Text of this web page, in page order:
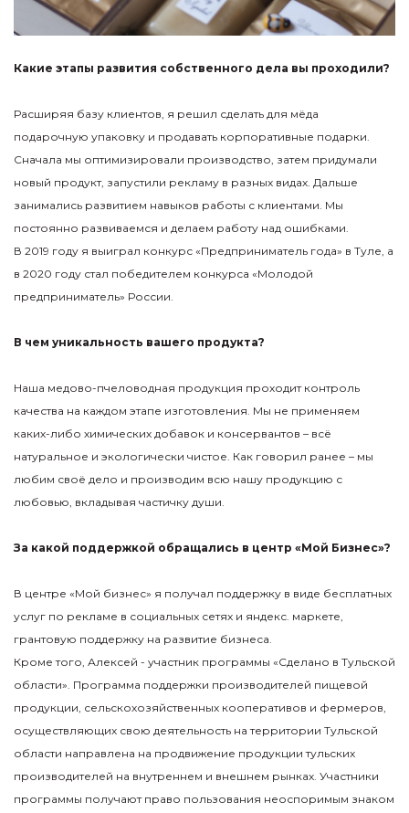
Какие этапы развития собственного дела вы проходили?
Расширяя базу клиентов, я решил сделать для мёда
подарочную упаковку и продавать корпоративные подарки.
Сначала мы оптимизировали производство, затем придумали
новый продукт, запустили рекламу в разных видах. Дальше
занимались развитием навыков работы с клиентами. Мы
постоянно развиваемся и делаем работу над ошибками.
В 2019 году я выиграл конкурс «Предприниматель года» в Туле, а
в 2020 году стал победителем конкурса «Молодой
предприниматель» России.
В чем уникальность вашего продукта?
Наша медово-пчеловодная продукция проходит контроль
качества на каждом этапе изготовления. Мы не применяем
каких-либо химических добавок и консервантов – всё
натуральное и экологически чистое. Как говорил ранее – мы
любим своё дело и производим всю нашу продукцию с
любовью, вкладывая частичку души.
За какой поддержкой обращались в центр «Мой Бизнес»?
В центре «Мой бизнес» я получал поддержку в виде бесплатных
услуг по рекламе в социальных сетях и яндекс. маркете,
грантовую поддержку на развитие бизнеса.
Кроме того, Алексей - участник программы «Сделано в Тульской
области». Программа поддержки производителей пищевой
продукции, сельскохозяйственных кооперативов и фермеров,
осуществляющих свою деятельность на территории Тульской
области направлена на продвижение продукции тульских
производителей на внутреннем и внешнем рынках. Участники
программы получают право пользования неоспоримым знаком